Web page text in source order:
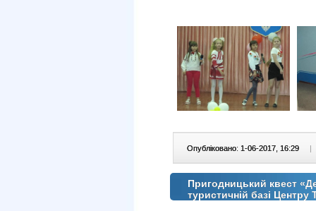
Опубліковано: 1-06-2017, 16:29 |
Пригодницький квест
туристичній базі